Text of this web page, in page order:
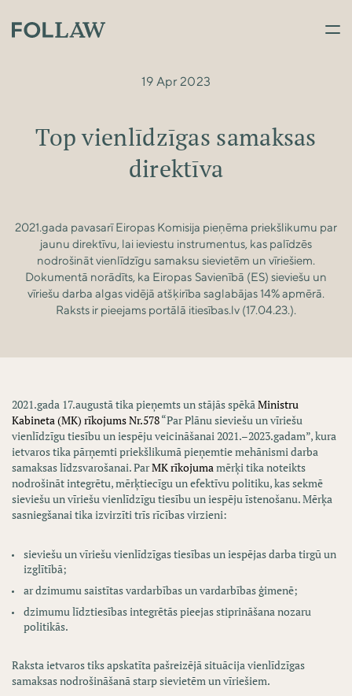
19 Apr 2023
Top vienlīdzīgas samaksas
direktīva
2021.gada pavasarī Eiropas Komisija pieņēma priekšlikumu par
jaunu direktīvu, lai ieviestu instrumentus, kas palīdzēs
nodrošināt vienlīdzīgu samaksu sievietēm un vīriešiem.
Dokumentā norādīts, ka Eiropas Savienībā (ES) sieviešu un
vīriešu darba algas vidējā atšķirība saglabājas 14% apmērā.
Raksts ir pieejams portālā itiesības.lv (17.04.23.).
2021.gada 17.augustā tika pieņemts un stājās spēkāMinistru
Kabineta (MK) rīkojums Nr.578“Par Plānu sieviešu un vīriešu
vienlīdzīgu tiesību un iespēju veicināšanai 2021.–2023.gadam”, kura
ietvaros tika pārņemti priekšlikumā pieņemtie mehānismi darba
samaksas līdzsvarošanai. ParMK rīkojumamērķi tika noteikts
nodrošināt integrētu, mērķtiecīgu un efektīvu politiku, kas sekmē
sieviešu un vīriešu vienlīdzīgu tiesību un iespēju īstenošanu. Mērķa
sasniegšanai tika izvirzīti trīs rīcības virzieni:
sieviešu un vīriešu vienlīdzīgas tiesības un iespējas darba tirgū un
izglītībā;
ar dzimumu saistītas vardarbības un vardarbības ģimenē;
dzimumu līdztiesības integrētās pieejas stiprināšana nozaru
politikās.
Raksta ietvaros tiks apskatīta pašreizējā situācija vienlīdzīgas
samaksas nodrošināšanā starp sievietēm un vīriešiem.